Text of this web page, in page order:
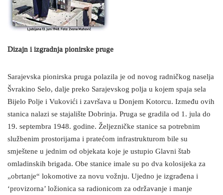
Dizajn i izgradnja pionirske pruge
Sarajevska pionirska pruga polazila je od novog radničkog naselja
Švrakino Selo, dalje preko Sarajevskog polja u kojem spaja sela
Bijelo Polje i Vukovići i završava u Donjem Kotorcu. Između ovih
stanica nalazi se stajalište Dobrinja. Pruga se gradila od 1. jula do
19. septembra 1948. godine. Željezničke stanice sa potrebnim
službenim prostorijama i pratećom infrastrukturom bile su
smještene u jednim od objekata koje je ustupio Glavni štab
omladinskih brigada. Obe stanice imale su po dva kolosijeka za
„obrtanje“ lokomotive za novu vožnju. Ujedno je izgrađena i
‘provizorna’ ložionica sa radionicom za održavanje i manje